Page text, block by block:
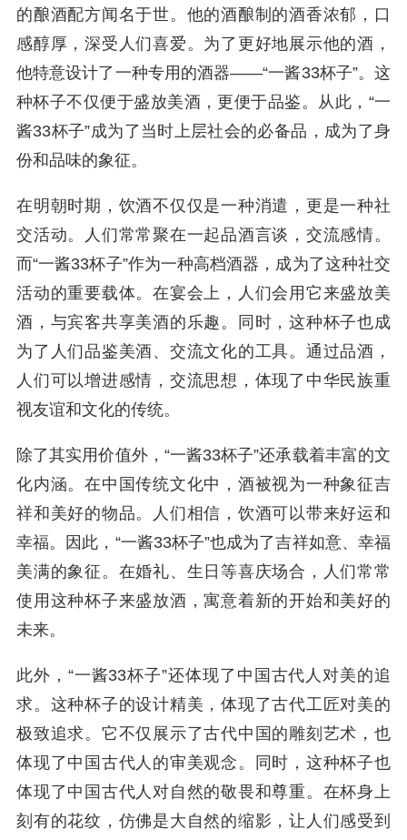
的酿酒配方闻名于世。他的酒酿制的酒香浓郁，口
感醇厚，深受人们喜爱。为了更好地展示他的酒，
他特意设计了一种专用的酒器——“一酱33杯子”。这
种杯子不仅便于盛放美酒，更便于品鉴。从此，“一
酱33杯子”成为了当时上层社会的必备品，成为了身
份和品味的象征。
在明朝时期，饮酒不仅仅是一种消遣，更是一种社
交活动。人们常常聚在一起品酒言谈，交流感情。
而“一酱33杯子”作为一种高档酒器，成为了这种社交
活动的重要载体。在宴会上，人们会用它来盛放美
酒，与宾客共享美酒的乐趣。同时，这种杯子也成
为了人们品鉴美酒、交流文化的工具。通过品酒，
人们可以增进感情，交流思想，体现了中华民族重
视友谊和文化的传统。
除了其实用价值外，“一酱33杯子”还承载着丰富的文
化内涵。在中国传统文化中，酒被视为一种象征吉
祥和美好的物品。人们相信，饮酒可以带来好运和
幸福。因此，“一酱33杯子”也成为了吉祥如意、幸福
美满的象征。在婚礼、生日等喜庆场合，人们常常
使用这种杯子来盛放酒，寓意着新的开始和美好的
未来。
此外，“一酱33杯子”还体现了中国古代人对美的追
求。这种杯子的设计精美，体现了古代工匠对美的
极致追求。它不仅展示了古代中国的雕刻艺术，也
体现了中国古代人的审美观念。同时，这种杯子也
体现了中国古代人对自然的敬畏和尊重。在杯身上
刻有的花纹，仿佛是大自然的缩影，让人们感受到